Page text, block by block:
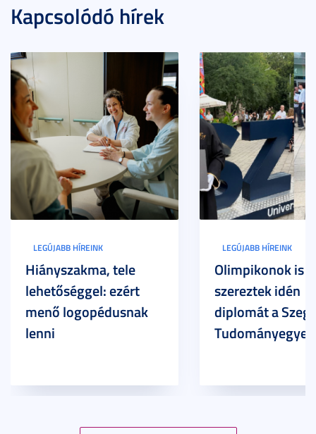
Kapcsolódó hírek
LEGÚJABB HÍREINK
Hiányszakma, tele
lehetőséggel: ezért
menő logopédusnak
lenni
LEGÚJABB HÍREINK
Olimpikonok is
szereztek idén
diplomát a